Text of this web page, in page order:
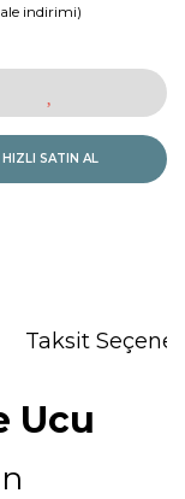
indirimi)
HIZLI SATIN AL
Taksit
Ucu